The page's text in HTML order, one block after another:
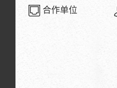
合作单位